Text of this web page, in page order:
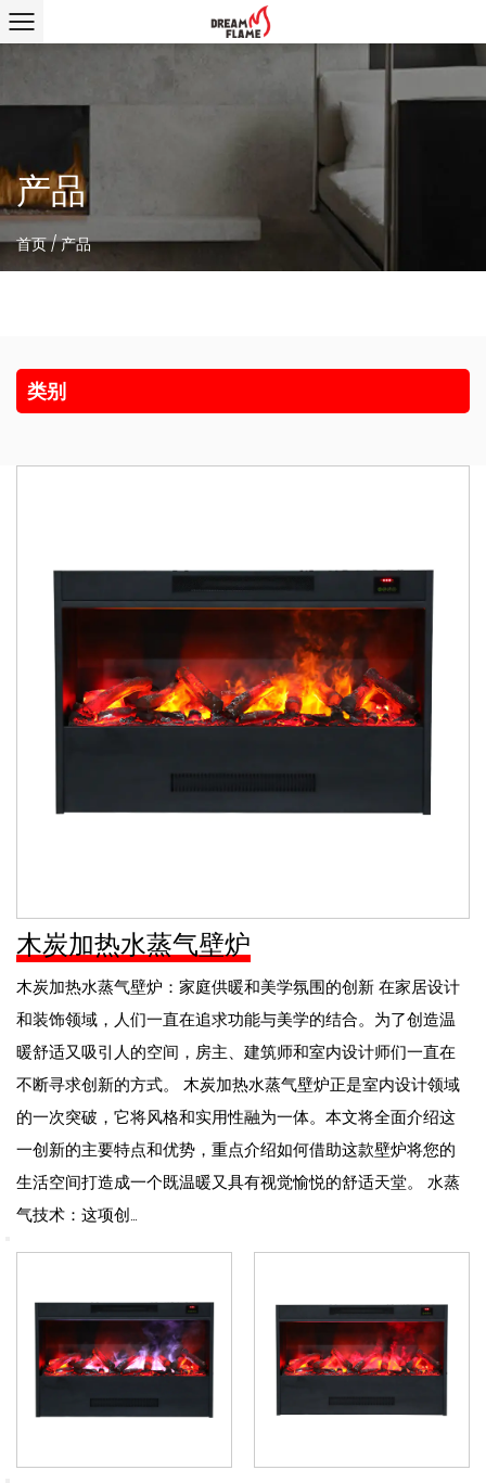
产品
首页/产品
类别
木炭加热水蒸气壁炉
木炭加热水蒸气壁炉：家庭供暖和美学氛围的创新 在家居设计
和装饰领域，人们一直在追求功能与美学的结合。为了创造温
暖舒适又吸引人的空间，房主、建筑师和室内设计师们一直在
不断寻求创新的方式。 木炭加热水蒸气壁炉正是室内设计领域
的一次突破，它将风格和实用性融为一体。本文将全面介绍这
一创新的主要特点和优势，重点介绍如何借助这款壁炉将您的
生活空间打造成一个既温暖又具有视觉愉悦的舒适天堂。 水蒸
气技术：这项创...